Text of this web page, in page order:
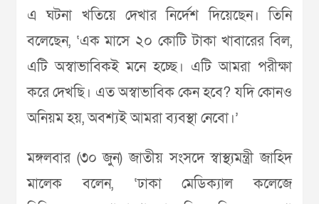
এ ঘটনা খতিয়ে দেখার নির্দেশ দিয়েছেন। তিনি
বলেছেন, ‘এক মাসে ২০ কোটি টাকা খাবারের বিল,
এটি অস্বাভাবিকই মনে হচ্ছে। এটি আমরা পরীক্ষা
করে দেখছি। এত অস্বাভাবিক কেন হবে? যদি কোনও
অনিয়ম হয়, অবশ্যই আমরা ব্যবস্থা নেবো।’
মঙ্গলবার (৩০ জুন) জাতীয় সংসদে স্বাস্থ্যমন্ত্রী জাহিদ
মালেক বলেন, ‘ঢাকা মেডিক্যাল কলেজে